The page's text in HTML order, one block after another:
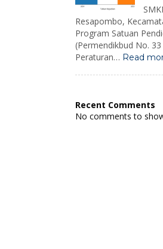
Resapombo,
Program Satuan
(Permendikbud No.
Peraturan… Read
Recent Comments
No comments to